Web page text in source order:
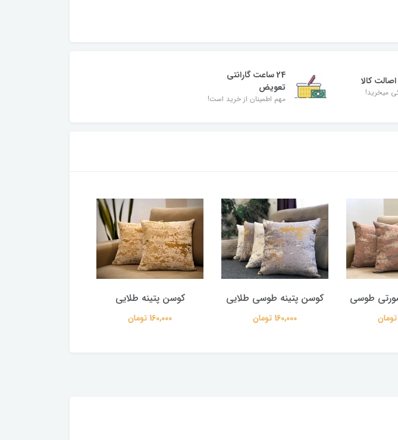
کالا
میخرید!
24 ساعت گارانتی
تعویض
مهم اطمینان از خرید است!
طوسی کوسن پتینه طوسی طلایی
160,000 تومان
کوسن پتینه طلایی
160,000 تومان